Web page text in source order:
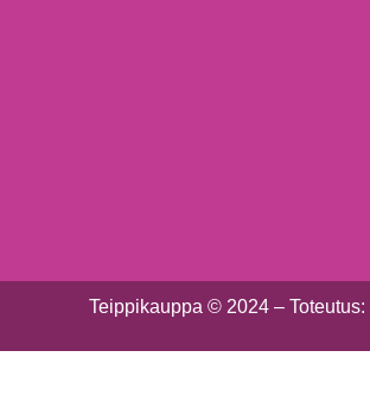
Teippikauppa © 2024 – Toteutus: